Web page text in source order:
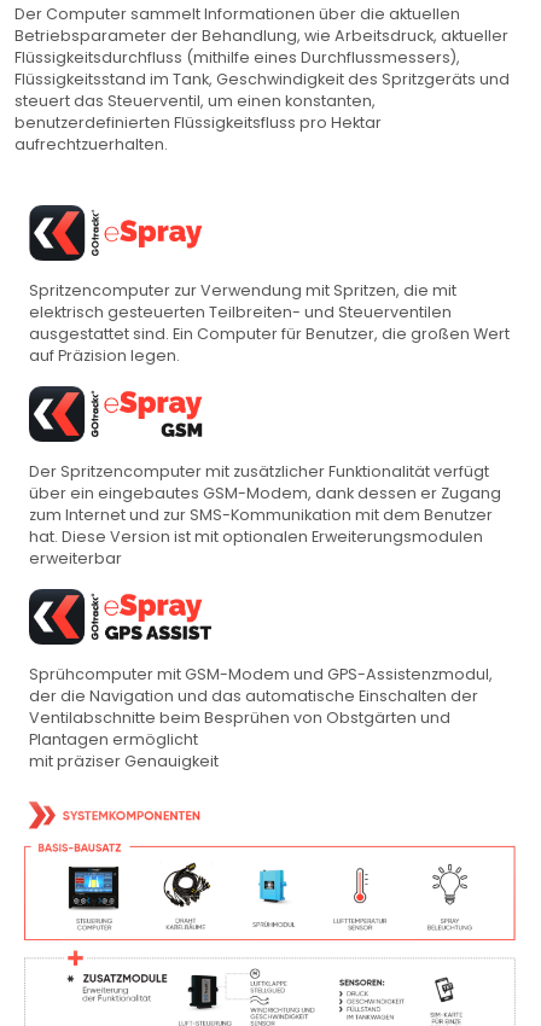
Der Computer sammelt Informationen über die aktuellen
Betriebsparameter der Behandlung, wie Arbeitsdruck, aktueller
Flüssigkeitsdurchfluss (mithilfe eines Durchflussmessers),
Flüssigkeitsstand im Tank, Geschwindigkeit des Spritzgeräts und
steuert das Steuerventil, um einen konstanten,
benutzerdefinierten Flüssigkeitsfluss pro Hektar
aufrechtzuerhalten.
Spritzencomputer zur Verwendung mit Spritzen, die mit
elektrisch gesteuerten Teilbreiten- und Steuerventilen
ausgestattet sind. Ein Computer für Benutzer, die großen Wert
auf Präzision legen.
Der Spritzencomputer mit zusätzlicher Funktionalität verfügt
über ein eingebautes GSM-Modem, dank dessen er Zugang
zum Internet und zur SMS-Kommunikation mit dem Benutzer
hat. Diese Version ist mit optionalen Erweiterungsmodulen
erweiterbar
Sprühcomputer mit GSM-Modem und GPS-Assistenzmodul,
der die Navigation und das automatische Einschalten der
Ventilabschnitte beim Besprühen von Obstgärten und
Plantagen ermöglicht
mit präziser Genauigkeit